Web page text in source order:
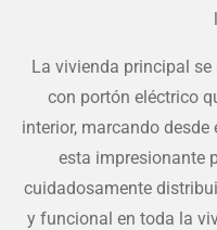
La vivienda principal se
con portón eléctrico
interior, marcando
esta impresionante
cuidadosamente
y funcional en toda la